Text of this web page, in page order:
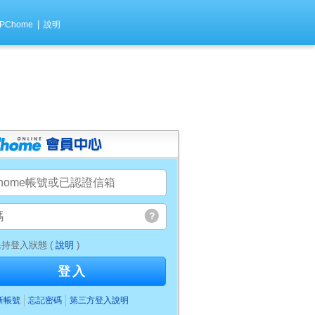
說明
登入狀態 ( 說明 )
登入
帳號 忘記密碼 第三方登入說明